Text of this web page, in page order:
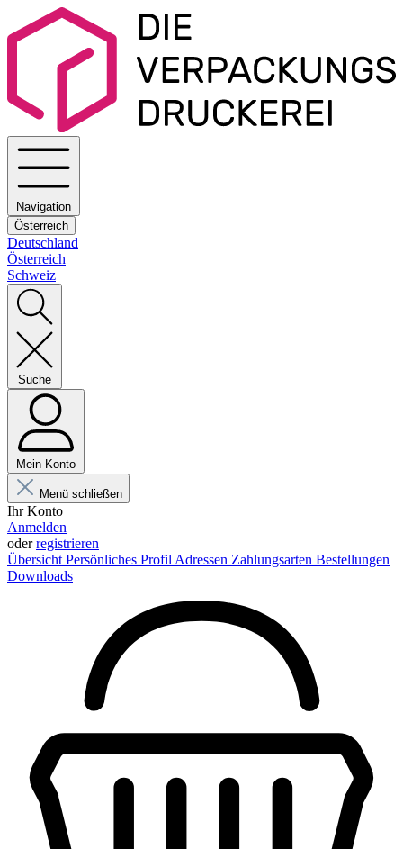
Navigation
Österreich
Deutschland
Österreich
Schweiz
Suche
Mein Konto
Menü schließen
Ihr Konto
Anmelden
oderregistrieren
Übersicht Persönliches Profil Adressen Zahlungsarten Bestellungen
Downloads